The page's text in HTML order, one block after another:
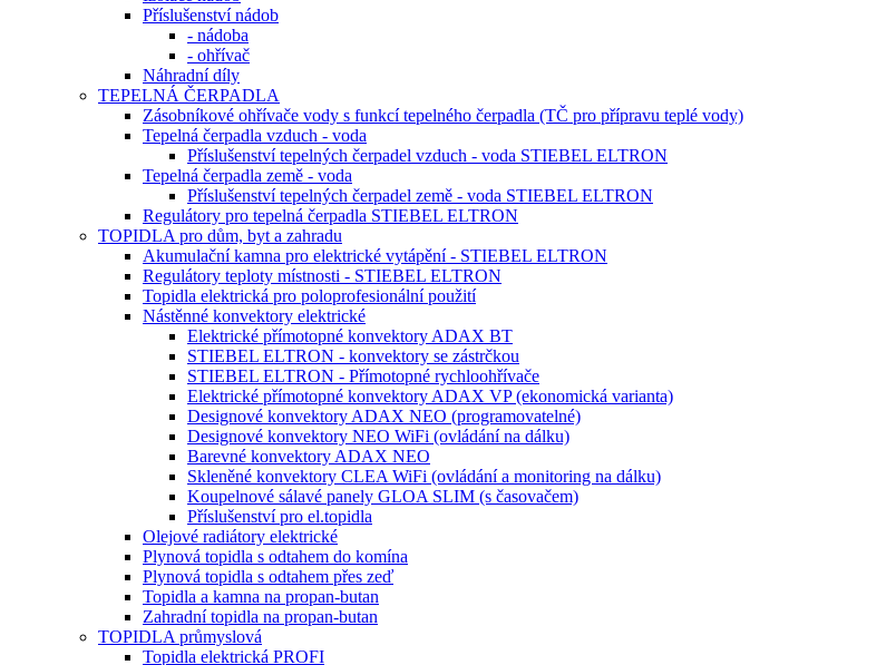
Příslušenství nádob
- nádoba
- ohřívač
Náhradní díly
TEPELNÁ ČERPADLA
Zásobníkové ohřívače vody s funkcí tepelného čerpadla (TČ pro přípravu teplé vody)
Tepelná čerpadla vzduch - voda
Příslušenství tepelných čerpadel vzduch - voda STIEBEL ELTRON
Tepelná čerpadla země - voda
Příslušenství tepelných čerpadel země - voda STIEBEL ELTRON
Regulátory pro tepelná čerpadla STIEBEL ELTRON
TOPIDLA pro dům, byt a zahradu
Akumulační kamna pro elektrické vytápění - STIEBEL ELTRON
Regulátory teploty místnosti - STIEBEL ELTRON
Topidla elektrická pro poloprofesionální použití
Nástěnné konvektory elektrické
Elektrické přímotopné konvektory ADAX BT
STIEBEL ELTRON - konvektory se zástrčkou
STIEBEL ELTRON - Přímotopné rychloohřívače
Elektrické přímotopné konvektory ADAX VP (ekonomická varianta)
Designové konvektory ADAX NEO (programovatelné)
Designové konvektory NEO WiFi (ovládání na dálku)
Barevné konvektory ADAX NEO
Skleněné konvektory CLEA WiFi (ovládání a monitoring na dálku)
Koupelnové sálavé panely GLOA SLIM (s časovačem)
Příslušenství pro el.topidla
Olejové radiátory elektrické
Plynová topidla s odtahem do komína
Plynová topidla s odtahem přes zeď
Topidla a kamna na propan-butan
Zahradní topidla na propan-butan
TOPIDLA průmyslová
Topidla elektrická PROFI